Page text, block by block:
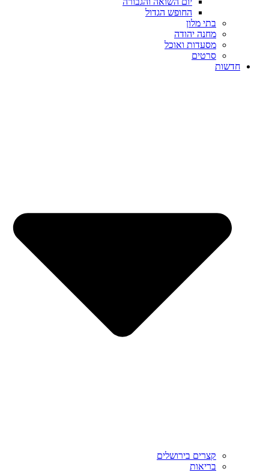
החופש הגדול
בתי מלון
מחנה יהודה
מסעדות ואוכל
סרטים
חדשות
קצרים בירושלים
בריאות